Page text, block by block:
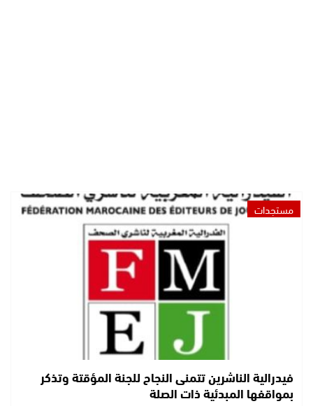
مستجدات
فيدرالية الناشرين تتمنى النجاح للجنة المؤقتة وتذكر
بمواقفها المبدئية ذات الصلة